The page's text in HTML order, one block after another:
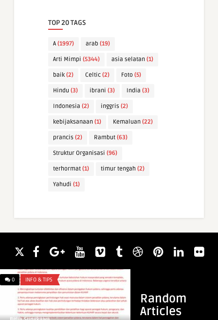
TOP 20 TAGS
A (1997) arab (19)
Arti Mimpi (5344) asia selatan (1)
baik (2) Celtic (2) Foto (5)
Hindu (3) ibrani (3) India (3)
Indonesia (2) inggris (2)
kebijaksanaan (1) Kemaluan (22)
prancis (2) Rambut (63)
Struktur Organisasi (96)
terhormat (1) timur tengah (2)
Yahudi (1)
Random
Articles
0 INFO & TIPS